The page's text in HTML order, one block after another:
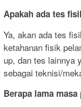
Apakah ada tes
Ya, akan ada tes
ketahanan fisik
up, dan tes lainnya
sebagai teknisi/
Berapa lama